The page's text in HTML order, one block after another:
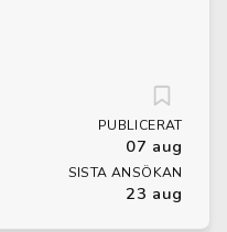
PUBLICERAT
07 aug
SISTA ANSÖKAN
23 aug